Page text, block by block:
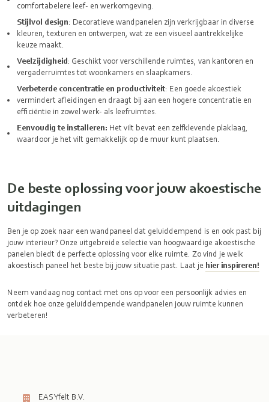
comfortabelere leef- en werkomgeving.
Stijlvol design: Decoratieve wandpanelen zijn verkrijgbaar in diverse
kleuren, texturen en ontwerpen, wat ze een visueel aantrekkelijke
keuze maakt.
Veelzijdigheid: Geschikt voor verschillende ruimtes, van kantoren en
vergaderruimtes tot woonkamers en slaapkamers.
Verbeterde concentratie en productiviteit: Een goede akoestiek
vermindert afleidingen en draagt bij aan een hogere concentratie en
efficiëntie in zowel werk- als leefruimtes.
Eenvoudig te installeren: Het vilt bevat een zelfklevende plaklaag,
waardoor je het vilt gemakkelijk op de muur kunt plaatsen.
De beste oplossing voor jouw akoestische
uitdagingen
Ben je op zoek naar een wandpaneel dat geluiddempend is en ook past bij
jouw interieur? Onze uitgebreide selectie van hoogwaardige akoestische
panelen biedt de perfecte oplossing voor elke ruimte. Zo vind je welk
akoestisch paneel het beste bij jouw situatie past. Laat je hier inspireren!
Neem vandaag nog contact met ons op voor een persoonlijk advies en
ontdek hoe onze geluiddempende wandpanelen jouw ruimte kunnen
verbeteren!
EASYfelt B.V.